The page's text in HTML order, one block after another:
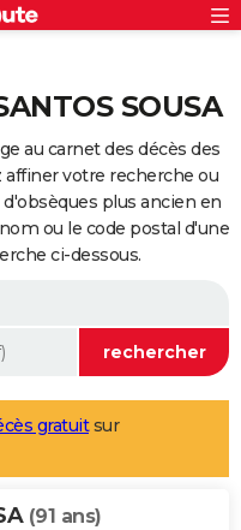
SOUSA
au carnet des décès des
affiner votre recherche ou
plus ancien en
ou le code postal d'une
ci-dessous.
gratuitsur
(91 ans)